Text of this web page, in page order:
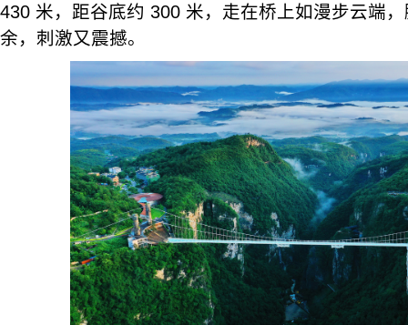
430 米，距谷底约 300 米，走在桥上如漫步云端
余，刺激又震撼。